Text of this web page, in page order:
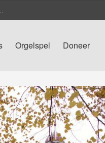
Orgelspel Doneer